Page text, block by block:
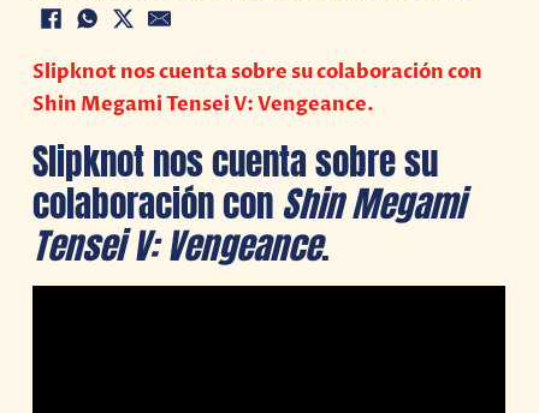
Slipknot nos cuenta sobre su colaboración con
Shin Megami Tensei V: Vengeance.
Slipknot nos cuenta sobre su
colaboración con Shin Megami
Tensei V: Vengeance.